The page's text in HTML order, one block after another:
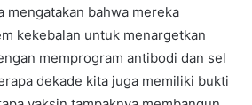
mengatakan bahwa mereka
kekebalan untuk menargetkan
memprogram antibodi dan sel
dekade kita juga memiliki bukti